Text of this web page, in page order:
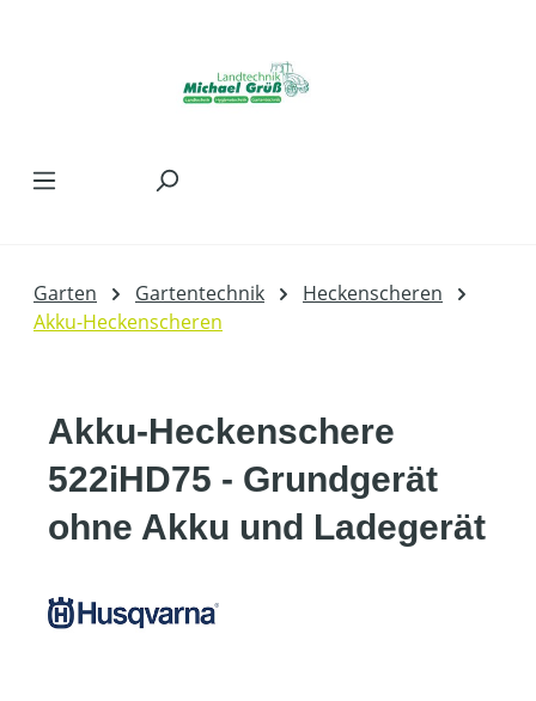
Garten Gartentechnik
Heckenscheren
Akku-Heckenscheren
Akku-Heckenschere
522iHD75 - Grundgerät
ohne Akku und Ladegerät